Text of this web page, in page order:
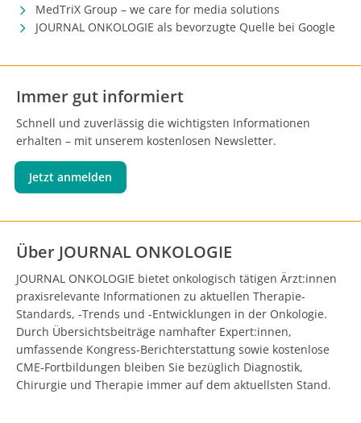
MedTriX Group – we care for media solutions
JOURNAL ONKOLOGIE als bevorzugte Quelle bei Google
Immer gut informiert
Schnell und zuverlässig die wichtigsten Informationen
erhalten – mit unserem kostenlosen Newsletter.
Jetzt anmelden
Über JOURNAL ONKOLOGIE
JOURNAL ONKOLOGIE bietet onkologisch tätigen Ärzt:innen
praxisrelevante Informationen zu aktuellen Therapie-
Standards, -Trends und -Entwicklungen in der Onkologie.
Durch Übersichtsbeiträge namhafter Expert:innen,
umfassende Kongress-Berichterstattung sowie kostenlose
CME-Fortbildungen bleiben Sie bezüglich Diagnostik,
Chirurgie und Therapie immer auf dem aktuellsten Stand.